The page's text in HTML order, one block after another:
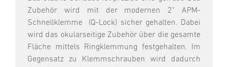
Zubehör wird mit der modernen 2" APM-
Schnellklemme (Q-Lock) sicher gehalten. Dabei
wird das okularseitige Zubehör über die gesamte
Fläche mittels Ringklemmung festgehalten. Im
Gegensatz zu Klemmschrauben wird dadurch